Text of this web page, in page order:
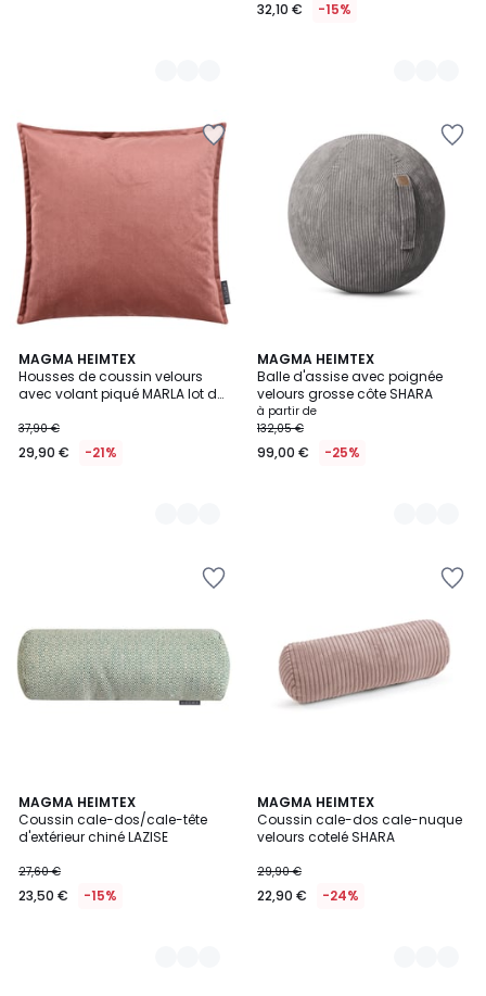
32,10 € -15%
MAGMA HEIMTEX
Housses de coussin velours
avec volant piqué MARLA lot de
37,90 €
29,90 € -21%
5
Couleurs
MAGMA HEIMTEX
Balle d'assise avec poignée
velours grosse côte SHARA
à partir de
132,05 €
99,00 € -25%
5
Couleurs
MAGMA HEIMTEX
Coussin cale-dos/cale-tête
d'extérieur chiné LAZISE
27,60 €
23,50 € -15%
2
Couleurs
MAGMA HEIMTEX
Coussin cale-dos cale-nuque
velours cotelé SHARA
29,90 €
22,90 € -24%
6
Couleurs